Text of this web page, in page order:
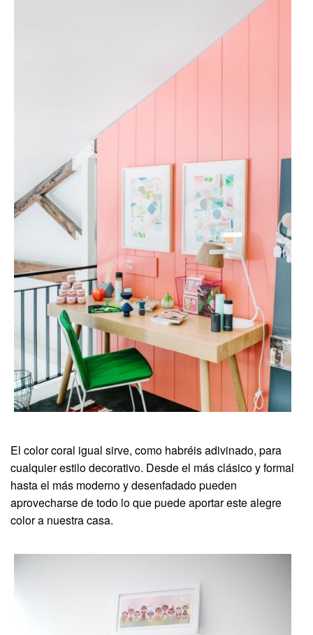
El color coral igual sirve, como habréis adivinado, para
cualquier estilo decorativo. Desde el más clásico y formal
hasta el más moderno y desenfadado pueden
aprovecharse de todo lo que puede aportar este alegre
color a nuestra casa.